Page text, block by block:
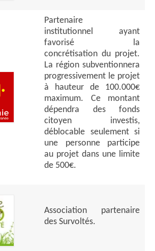
Partenaire
institutionnel ayant
favorisé la
concrétisation du projet.
La région subventionnera
progressivement le projet
à hauteur de 100.000€
maximum. Ce montant
dépendra des fonds
citoyen investis,
déblocable seulement si
une personne participe
au projet dans une limite
de 500€.
Association partenaire
des Survoltés.